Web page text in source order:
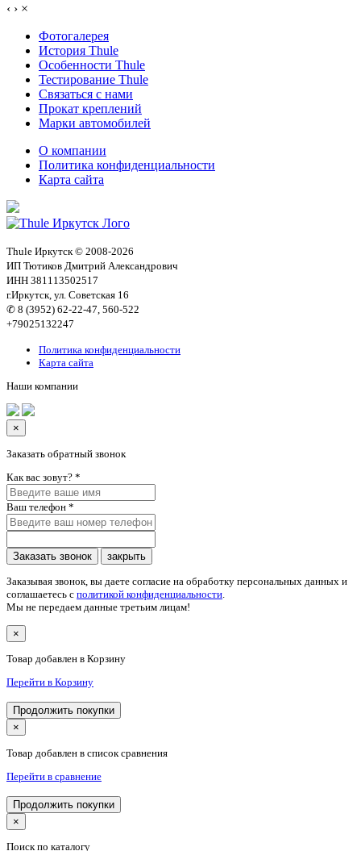
‹ › ×
Фотогалерея
История Thule
Особенности Thule
Тестирование Thule
Связаться с нами
Прокат креплений
Марки автомобилей
О компании
Политика конфиденциальности
Карта сайта
Thule Иркутск © 2008-2026
ИП Тютиков Дмитрий Александрович
ИНН 381113502517
г.Иркутск, ул. Советская 16
✆ 8 (3952) 62-22-47, 560-522
+79025132247
Политика конфиденциальности
Карта сайта
Наши компании
×
Заказать обратный звонок
Как вас зовут? *
Ваш телефон *
Заказать звонок закрыть
Заказывая звонок, вы даете согласие на обработку персональных данных и
соглашаетесь c политикой конфиденциальности.
Мы не передаем данные третьим лицам!
×
Товар добавлен в Корзину
Перейти в Корзину
Продолжить покупки
×
Товар добавлен в список сравнения
Перейти в сравнение
Продолжить покупки
×
Поиск по каталогу